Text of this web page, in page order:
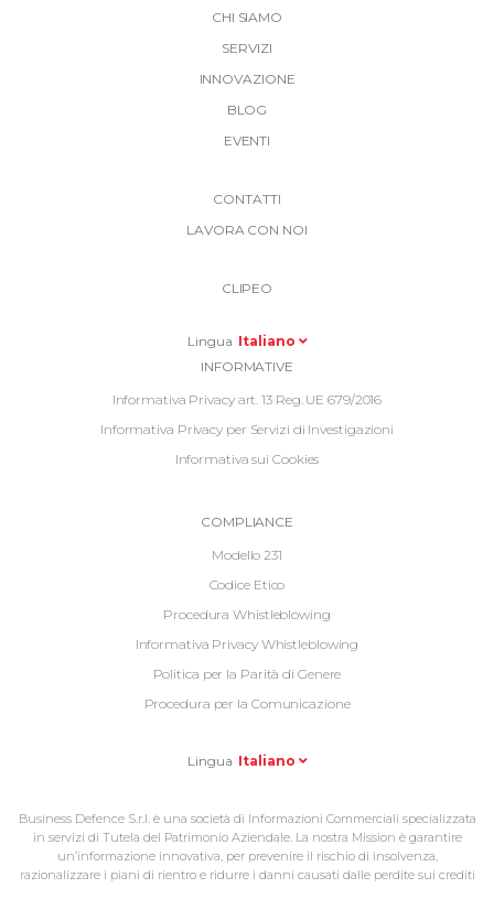
CHI SIAMO
SERVIZI
INNOVAZIONE
BLOG
EVENTI
CONTATTI
LAVORA CON NOI
CLIPEO
Lingua Italiano
Informative
Footer
INFORMATIVE
Informativa Privacy art. 13 Reg. UE 679/2016
Informativa Privacy per Servizi di Investigazioni
Informativa sui Cookies
InformativeCOMPLIANCE
Modello 231
Codice Etico
Procedura Whistleblowing
Informativa Privacy Whistleblowing
Politica per la Parità di Genere
Procedura per la Comunicazione
Lingua Italiano
Business Defence S.r.l. è una società di Informazioni Commerciali specializzata
in servizi di Tutela del Patrimonio Aziendale. La nostra Mission è garantire
un’informazione innovativa, per prevenire il rischio di insolvenza,
razionalizzare i piani di rientro e ridurre i danni causati dalle perdite sui crediti